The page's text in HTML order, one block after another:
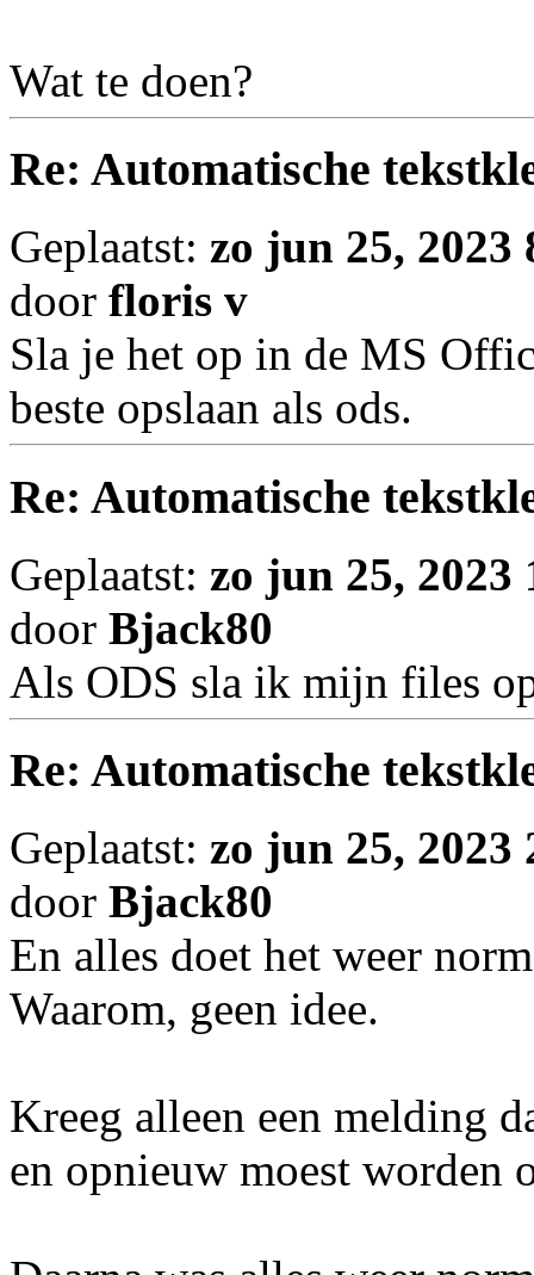
Wat te doen?
Re: Automatische
Geplaatst: zo jun 25, 2023
door floris v
Sla je het op in de MS
beste opslaan als ods.
Re: Automatische
Geplaatst: zo jun 25, 2023
door Bjack80
Als ODS sla ik mijn files
Re: Automatische
Geplaatst: zo jun 25, 2023
door Bjack80
En alles doet het weer
Waarom, geen idee.
Kreeg alleen een melding
en opnieuw moest worden